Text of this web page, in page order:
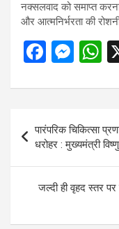
नक्सलवाद को समाप्त
और आत्मनिर्भरता की
F
ce
b
o
o
k
M
se
n
g
er
A
p
p
Post
navigation
पारंपरिक चिकित्सा
धरोहर : मुख्यमंत्री
जल्दी ही वृहद स्तर